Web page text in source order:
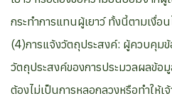
กระทำการแทนผู้เยาว์ ทั้งนี้ตามเงื่อ
(4)การแจ้งวัตถุประสงค์: ผู้ควบคุม
วัตถุประสงค์ของการประมวลผลข้
ต้องไม่เป็นการหลอกลวงหรือทำให้